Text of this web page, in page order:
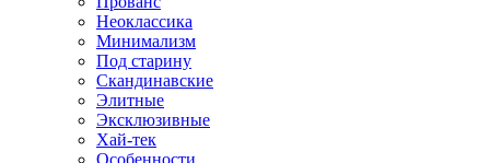
Неоклассика
Минимализм
Под старину
Скандинавские
Элитные
Эксклюзивные
Хай-тек
Особенности